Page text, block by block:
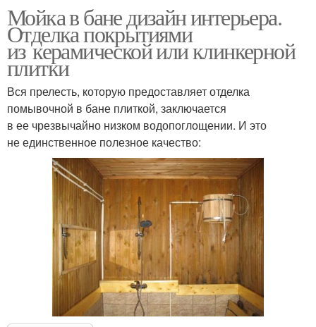
Мойка в бане дизайн интерьера.
Отделка покрытиями
из керамической или клинкерной
плитки
Вся прелесть, которую предоставляет отделка
помывочной в бане плиткой, заключается
в ее чрезвычайно низком водопоглощении. И это
не единственное полезное качество: